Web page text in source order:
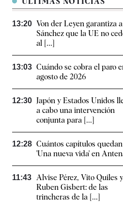
13:20 Von der Leyen garantiza a
Sánchez que la UE no
al [...]
13:03 Cuándo se cobra el paro
agosto de 2026
12:30 Japón y Estados Unidos
a cabo una intervención
conjunta para [...]
12:28 Cuántos capítulos
'Una nueva vida' en
11:43 Alvise Pérez, Vito Quiles y
Ruben Gisbert: de las
trincheras de la [...]